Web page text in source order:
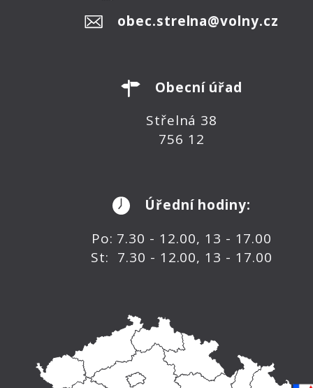
obec.strelna@volny.cz
Obecní úřad
Střelná 38
756 12
Úřední hodiny:
Po: 7.30 - 12.00, 13 - 17.00
St: 7.30 - 12.00, 13 - 17.00